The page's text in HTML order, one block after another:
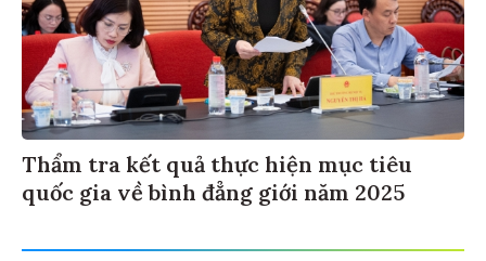
Thẩm tra kết quả thực hiện mục tiêu
quốc gia về bình đẳng giới năm 2025